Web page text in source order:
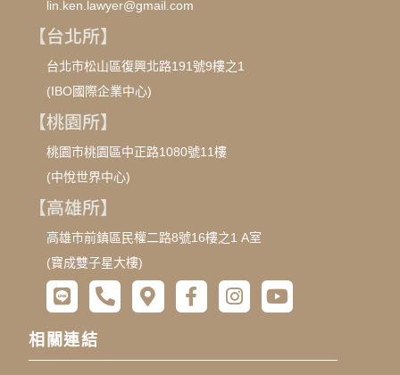
lin.ken.lawyer@gmail.com
【台北所】
台北市松山區復興北路191號9樓之1
(IBO國際企業中心)
【桃園所】
桃園市桃園區中正路1080號11樓
(中悅世界中心)
【高雄所】
高雄市前鎮區民權二路8號16樓之1 A室
(寶成雙子星大樓)
相關連結